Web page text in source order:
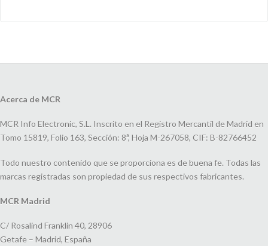
Acerca de MCR
MCR Info Electronic, S.L. Inscrito en el Registro Mercantil de Madrid en
Tomo 15819, Folio 163, Sección: 8ª, Hoja M-267058, CIF: B-82766452
Todo nuestro contenido que se proporciona es de buena fe. Todas las
marcas registradas son propiedad de sus respectivos fabricantes.
MCR Madrid
C/ Rosalind Franklin 40, 28906
Getafe – Madrid, España